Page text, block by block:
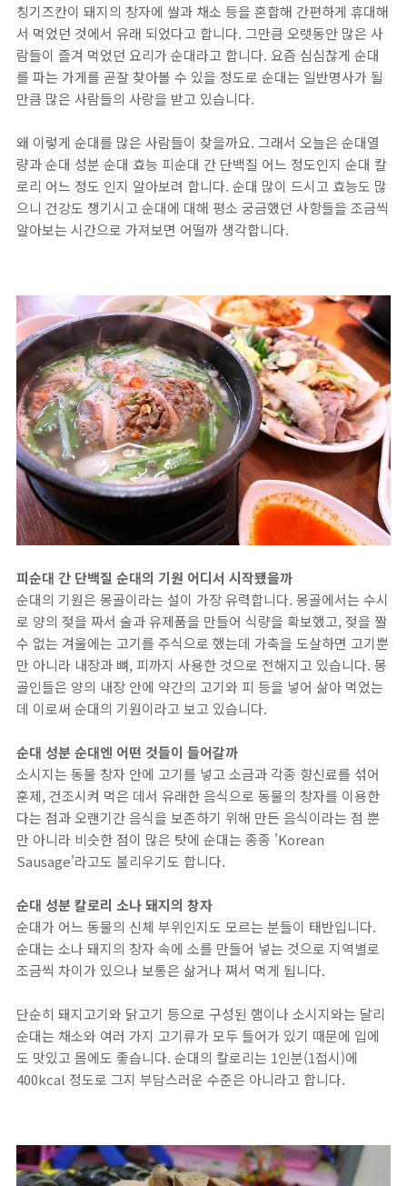
칭기즈칸이 돼지의 창자에 쌀과 채소 등을 혼합해 간편하게 휴대해
서 먹었던 것에서 유래 되었다고 합니다. 그만큼 오랫동안 많은 사
람들이 즐겨 먹었던 요리가 순대라고 합니다. 요즘 심심찮게 순대
를 파는 가게를 곧잘 찾아볼 수 있을 정도로 순대는 일반명사가 될
만큼 많은 사람들의 사랑을 받고 있습니다.
왜 이렇게 순대를 많은 사람들이 찾을까요. 그래서 오늘은 순대열
량과 순대 성분 순대 효능 피순대 간 단백질 어느 정도인지 순대 칼
로리 어느 정도 인지 알아보려 합니다. 순대 많이 드시고 효능도 많
으니 건강도 챙기시고 순대에 대해 평소 궁금했던 사항들을 조금씩
알아보는 시간으로 가져보면 어떨까 생각합니다.
피순대 간 단백질 순대의 기원 어디서 시작됐을까
순대의 기원은 몽골이라는 설이 가장 유력합니다. 몽골에서는 수시
로 양의 젖을 짜서 술과 유제품을 만들어 식량을 확보했고, 젖을 짤
수 없는 겨울에는 고기를 주식으로 했는데 가축을 도살하면 고기뿐
만 아니라 내장과 뼈, 피까지 사용한 것으로 전해지고 있습니다. 몽
골인들은 양의 내장 안에 약간의 고기와 피 등을 넣어 삶아 먹었는
데 이로써 순대의 기원이라고 보고 있습니다.
순대 성분 순대엔 어떤 것들이 들어갈까
소시지는 동물 창자 안에 고기를 넣고 소금과 각종 향신료를 섞어
훈제, 건조시켜 먹은 데서 유래한 음식으로 동물의 창자를 이용한
다는 점과 오랜기간 음식을 보존하기 위해 만든 음식이라는 점 뿐
만 아니라 비슷한 점이 많은 탓에 순대는 종종 'Korean
Sausage'라고도 불리우기도 합니다.
순대 성분 칼로리 소나 돼지의 창자
순대가 어느 동물의 신체 부위인지도 모르는 분들이 태반입니다.
순대는 소나 돼지의 창자 속에 소를 만들어 넣는 것으로 지역별로
조금씩 차이가 있으나 보통은 삶거나 쪄서 먹게 됩니다.
단순히 돼지고기와 닭고기 등으로 구성된 햄이나 소시지와는 달리
순대는 채소와 여러 가지 고기류가 모두 들어가 있기 때문에 입에
도 맛있고 몸에도 좋습니다. 순대의 칼로리는 1인분(1접시)에
400kcal 정도로 그지 부담스러운 수준은 아니라고 합니다.